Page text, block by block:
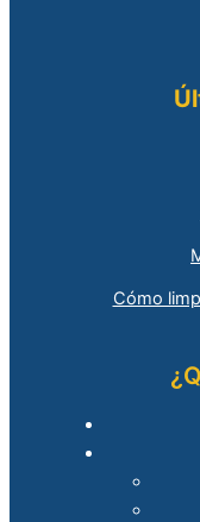
Cómo